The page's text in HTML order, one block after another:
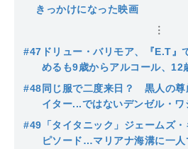
きっかけになった映画
#47 ドリュー・バリモア、『E.T』
めるも9歳からアルコール、12
て…戸田奈津子も驚いた大人に
う
#48同じ服で二度来日？ 黒人の尊
イター...ではないデンゼル・
が見た素顔
#49 「タイタニック」ジェームズ
ピソード…マリアナ海溝に一